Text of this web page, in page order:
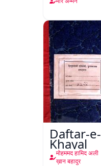
Daftar-e-
Khayal
मोहममद हामिद अली
ख़ान बहादुर